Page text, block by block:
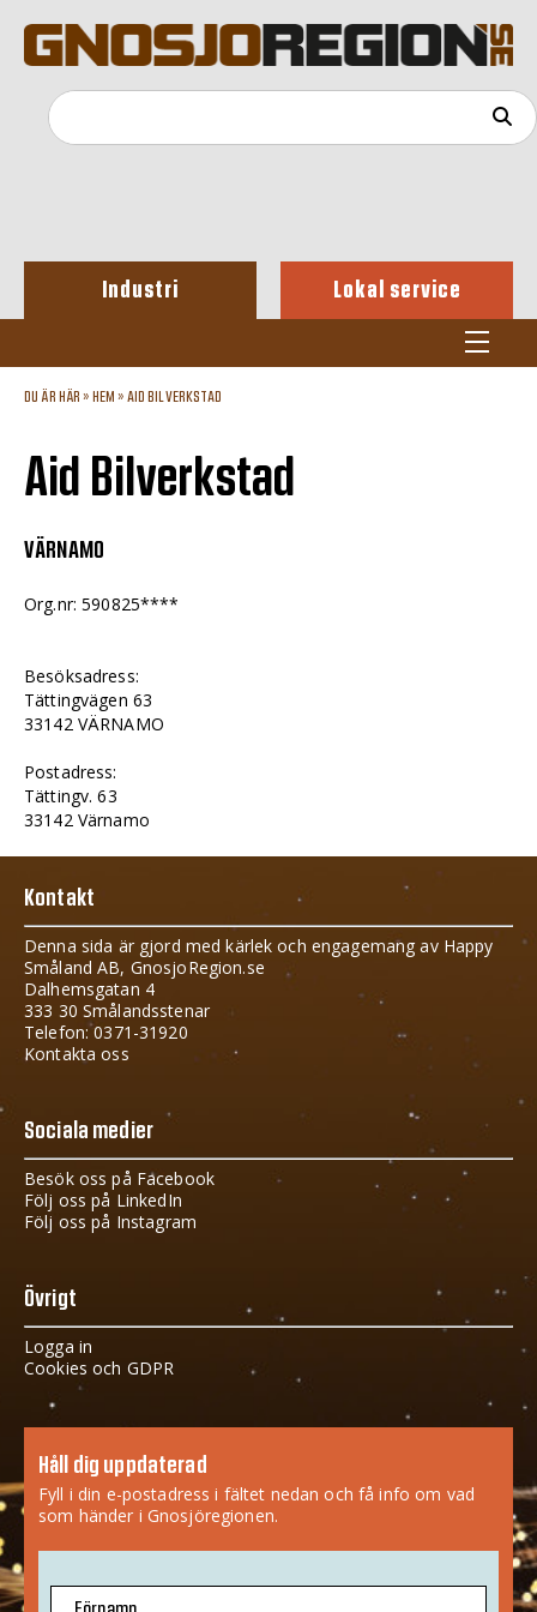
Industri Lokal service
DU ÄR HÄR » HEM » AID BILVERKSTAD
Aid Bilverkstad
VÄRNAMO
Org.nr: 590825****
Besöksadress:
Tättingvägen 63
33142 VÄRNAMO
Postadress:
Tättingv. 63
33142 Värnamo
Kontakt
Denna sida är gjord med kärlek och engagemang av Happy
Småland AB, GnosjoRegion.se
Dalhemsgatan 4
333 30 Smålandsstenar
Telefon: 0371-31920
Kontakta oss
Sociala medier
Besök oss på Facebook
Följ oss på LinkedIn
Följ oss på Instagram
Övrigt
Logga in
Cookies och GDPR
Håll dig uppdaterad
Fyll i din e-postadress i fältet nedan och få info om vad
som händer i Gnosjöregionen.